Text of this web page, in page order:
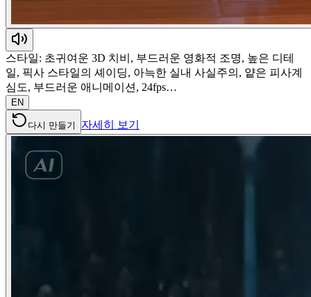
스타일: 초귀여운 3D 치비, 부드러운 영화적 조명, 높은 디테
일, 픽사 스타일의 셰이딩, 아늑한 실내 사실주의, 얕은 피사계
심도, 부드러운 애니메이션, 24fps…
EN
다시 만들기 자세히 보기